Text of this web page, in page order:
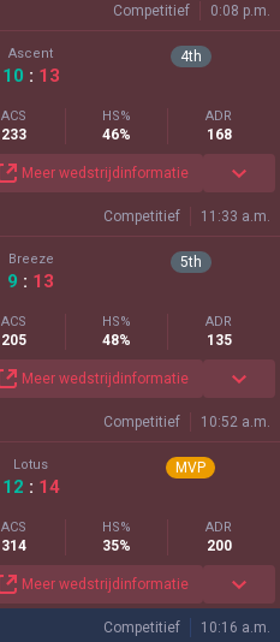
Competitief 0:08 p.m.
Ascent
10 : 13
4th
ACS
233
HS%
46%
ADR
168
Meer wedstrijdinformatie
Competitief 11:33 a.m.
Breeze
9 : 13
5th
ACS
205
HS%
48%
ADR
135
Meer wedstrijdinformatie
Competitief 10:52 a.m.
Lotus
12 : 14
MVP
ACS
314
HS%
35%
ADR
200
Meer wedstrijdinformatie
Competitief 10:16 a.m.